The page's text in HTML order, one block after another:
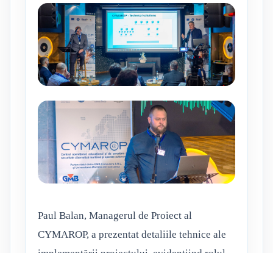
Paul Balan, Managerul de Proiect al
CYMAROP, a prezentat detaliile tehnice ale